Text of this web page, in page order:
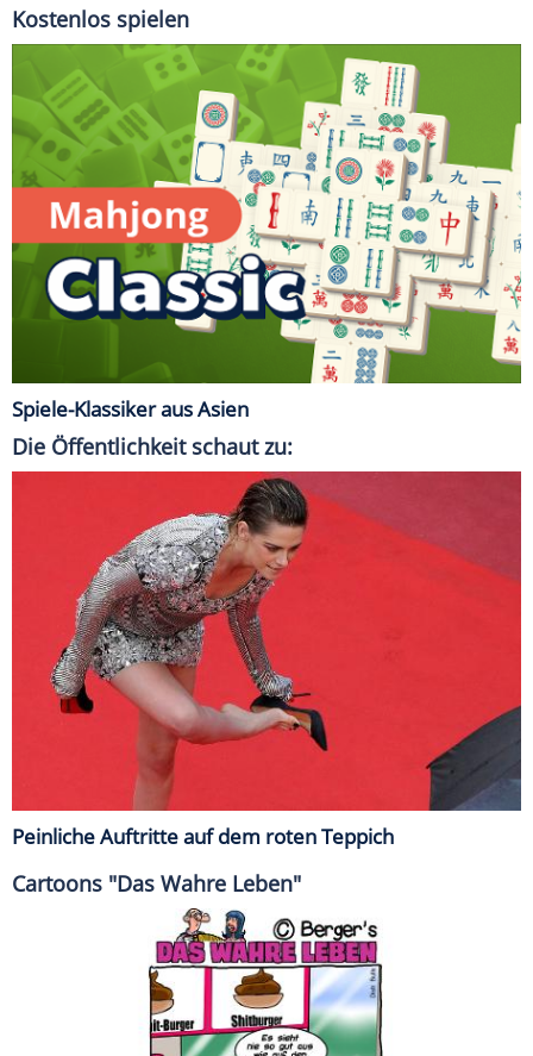
Kostenlos spielen
Spiele-Klassiker aus Asien
Die Öffentlichkeit schaut zu:
Peinliche Auftritte auf dem roten Teppich
Cartoons "Das Wahre Leben"